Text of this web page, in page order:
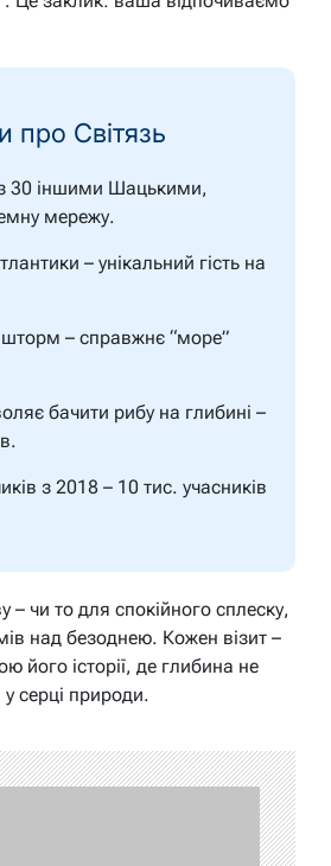
про Світязь
30 іншими Шацькими,
мережу.
– унікальний гість на
– справжнє “море”
бачити рибу на глибині –
з 2018 – 10 тис. учасників
– чи то для спокійного сплеску,
над безоднею. Кожен візит –
його історії, де глибина не
серці природи.